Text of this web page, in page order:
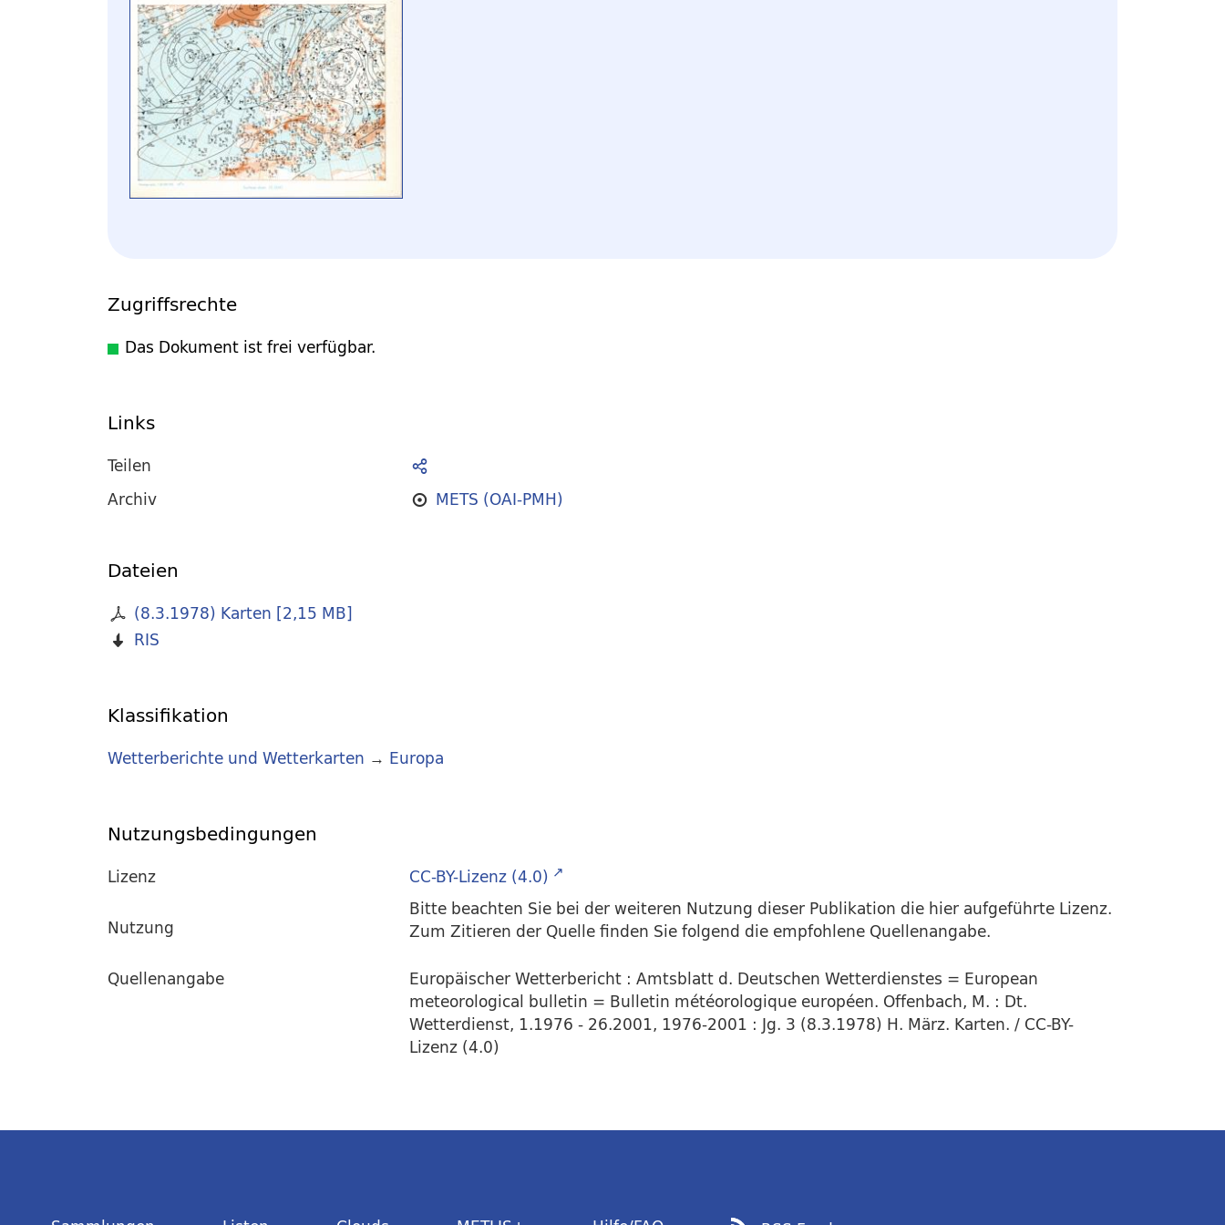
Zugriffsrechte
Das Dokument ist frei verfügbar.
Links
Teilen
Archiv
METS (OAI-PMH)
Dateien
(8.3.1978) Karten [2,15 MB]
RIS
Klassifikation
Wetterberichte und Wetterkarten → Europa
Nutzungsbedingungen
Lizenz
CC-BY-Lizenz (4.0)
Nutzung
Bitte beachten Sie bei der weiteren Nutzung dieser Publikation die hier aufgeführte Lizenz.
Zum Zitieren der Quelle finden Sie folgend die empfohlene Quellenangabe.
Quellenangabe
Europäischer Wetterbericht : Amtsblatt d. Deutschen Wetterdienstes = European
meteorological bulletin = Bulletin météorologique européen. Offenbach, M. : Dt.
Wetterdienst, 1.1976 - 26.2001, 1976-2001 : Jg. 3 (8.3.1978) H. März. Karten. / CC-BY-
Lizenz (4.0)